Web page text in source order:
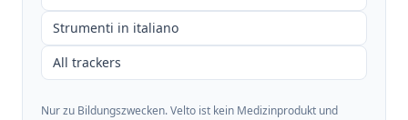
Strumenti in italiano
All trackers
Nur zu Bildungszwecken. Velto ist kein Medizinprodukt und